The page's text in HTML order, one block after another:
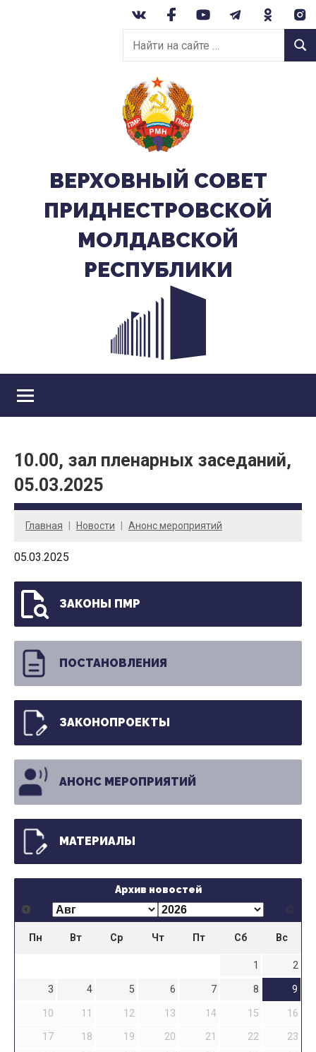
Найти
на
сайте:
ВЕРХОВНЫЙ CОВЕТ
ПРИДНЕСТРОВСКОЙ
МОЛДАВСКОЙ
РЕСПУБЛИКИ
10.00, зал пленарных заседаний,
05.03.2025
Главная Новости Анонс мероприятий
05.03.2025
ЗАКОНЫ ПМР
ПОСТАНОВЛЕНИЯ
ЗАКОНОПРОЕКТЫ
АНОНС МЕРОПРИЯТИЙ
МАТЕРИАЛЫ
Архив новостей
Пн Вт Ср Чт Пт Сб Вс
1
2
3
4 5 6 7 8
9
10
11 12 13 14 15
16
17
18 19 20 21 22
23